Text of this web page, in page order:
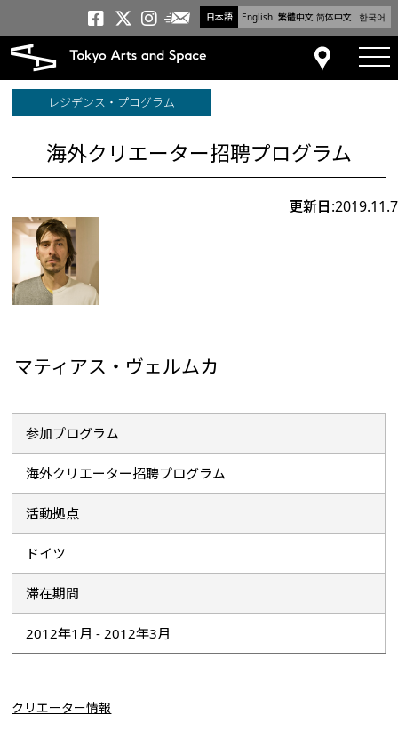
日本語 English 繁體中文 简体中文 한국어
トーキョーアーツアンド
トーキョーアーツアンド
トーキョーアーツア
メールニュース
アクセス
レジデンス・プログラム
海外クリエーター招聘プログラム
更新日:2019.11.7
マティアス・ヴェルムカ
参加プログラム
海外クリエーター招聘プログラム
活動拠点
ドイツ
滞在期間
2012年1月 - 2012年3月
クリエーター情報